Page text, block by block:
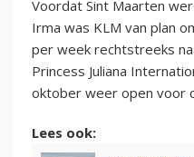
Voordat Sint Maarten
Irma was KLM van plan
per week rechtstreeks
Princess Juliana
oktober weer open voor
Lees ook: